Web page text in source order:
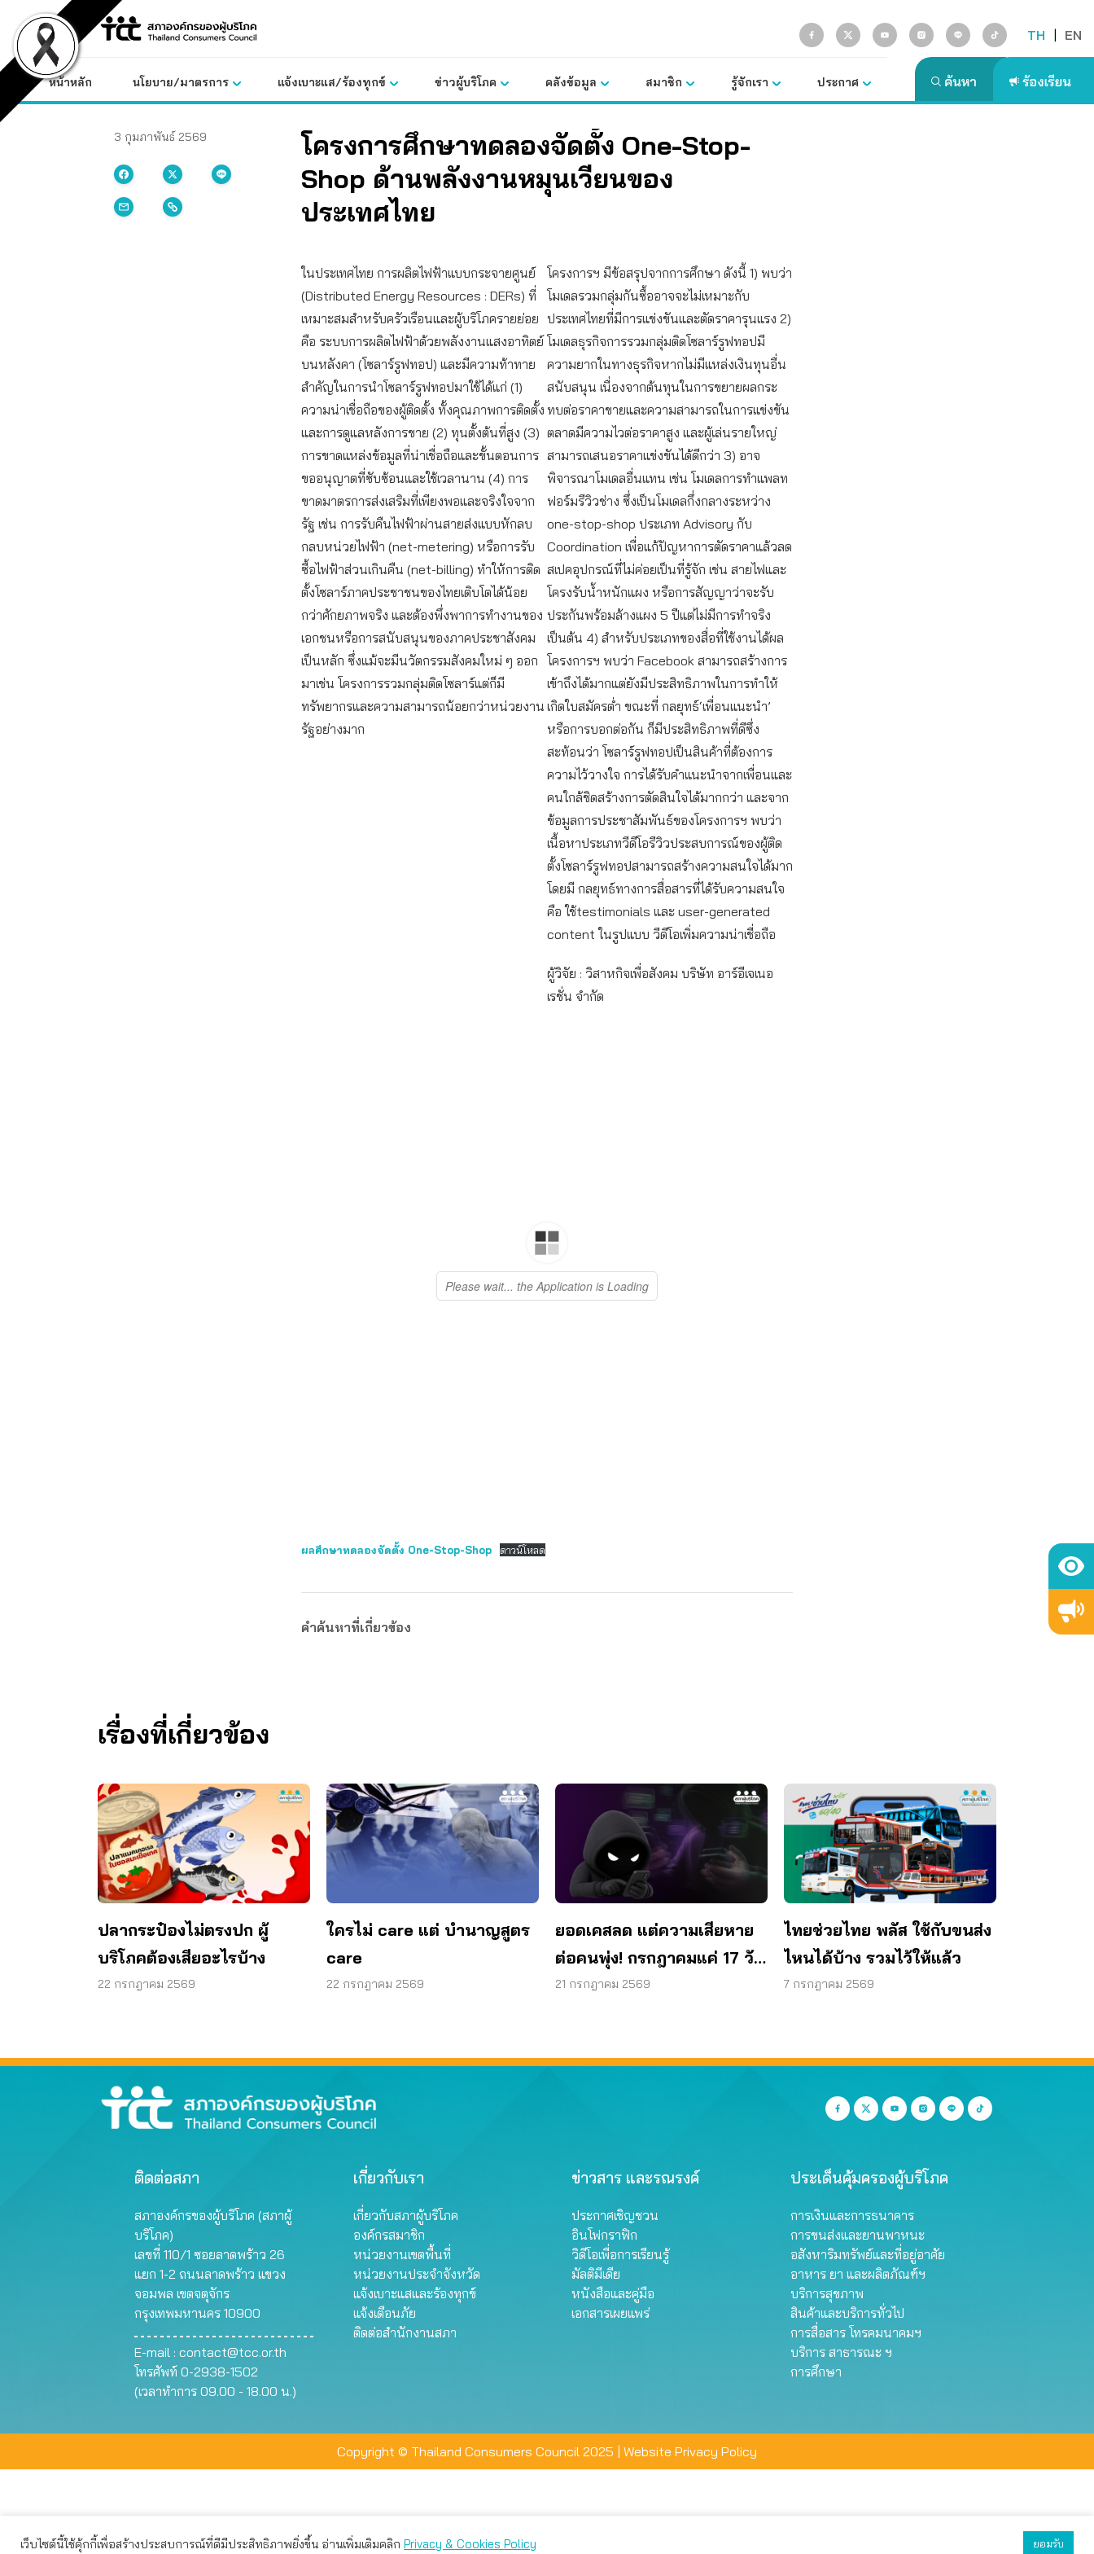
content
TH | EN
หน้าหลัก นโยบาย/มาตรการ แจ้งเบาะแส/ร้องทุกข์ ข่าวผู้บริโภค คลังข้อมูล สมาชิก รู้จักเรา ประกาศ
3 กุมภาพันธ์ 2569
โครงการศึกษาทดลองจัดตั้ง One-Stop-
Shop ด้านพลังงานหมุนเวียนของ
ประเทศไทย
ในประเทศไทย การผลิตไฟฟ้าแบบกระจายศูนย์
(Distributed Energy Resources : DERs) ที่
เหมาะสมสำหรับครัวเรือนและผู้บริโภครายย่อย
คือ ระบบการผลิตไฟฟ้าด้วยพลังงานแสงอาทิตย์
บนหลังคา (โซลาร์รูฟทอป) และมีความท้าทาย
สำคัญในการนำโซลาร์รูฟทอปมาใช้ได้แก่ (1)
ความน่าเชื่อถือของผู้ติดตั้ง ทั้งคุณภาพการติดตั้ง
และการดูแลหลังการขาย (2) ทุนตั้งต้นที่สูง (3)
การขาดแหล่งข้อมูลที่น่าเชื่อถือและขั้นตอนการ
ขออนุญาตที่ซับซ้อนและใช้เวลานาน (4) การ
ขาดมาตรการส่งเสริมที่เพียงพอและจริงใจจาก
รัฐ เช่น การรับคืนไฟฟ้าผ่านสายส่งแบบหักลบ
กลบหน่วยไฟฟ้า (net-metering) หรือการรับ
ซื้อไฟฟ้าส่วนเกินคืน (net-billing) ทำให้การติด
ตั้งโซลาร์ภาคประชาชนของไทยเติบโตได้น้อย
กว่าศักยภาพจริง และต้องพึ่งพาการทำงานของ
เอกชนหรือการสนับสนุนของภาคประชาสังคม
เป็นหลัก ซึ่งแม้จะมีนวัตกรรมสังคมใหม่ ๆ ออก
มาเช่น โครงการรวมกลุ่มติดโซลาร์แต่ก็มี
ทรัพยากรและความสามารถน้อยกว่าหน่วยงาน
รัฐอย่างมาก
โครงการฯ มีข้อสรุปจากการศึกษา ดังนี้ 1) พบว่า
โมเดลรวมกลุ่มกันซื้ออาจจะไม่เหมาะกับ
ประเทศไทยที่มีการแข่งขันและตัดราคารุนแรง 2)
โมเดลธุรกิจการรวมกลุ่มติดโซลาร์รูฟทอปมี
ความยากในทางธุรกิจหากไม่มีแหล่งเงินทุนอื่น
สนับสนุน เนื่องจากต้นทุนในการขยายผลกระ
ทบต่อราคาขายและความสามารถในการแข่งขัน
ตลาดมีความไวต่อราคาสูง และผู้เล่นรายใหญ่
สามารถเสนอราคาแข่งขันได้ดีกว่า 3) อาจ
พิจารณาโมเดลอื่นแทน เช่น โมเดลการทำแพลท
ฟอร์มรีวิวช่าง ซึ่งเป็นโมเดลกึ่งกลางระหว่าง
one-stop-shop ประเภท Advisory กับ
Coordination เพื่อแก้ปัญหาการตัดราคาแล้วลด
สเปคอุปกรณ์ที่ไม่ค่อยเป็นที่รู้จัก เช่น สายไฟและ
โครงรับน้ำหนักแผง หรือการสัญญาว่าจะรับ
ประกันพร้อมล้างแผง 5 ปีแต่ไม่มีการทำจริง
เป็นต้น 4) สำหรับประเภทของสื่อที่ใช้งานได้ผล
โครงการฯ พบว่า Facebook สามารถสร้างการ
เข้าถึงได้มากแต่ยังมีประสิทธิภาพในการทำให้
เกิดใบสมัครต่ำ ขณะที่ กลยุทธ์‘เพื่อนแนะนำ’
หรือการบอกต่อกัน ก็มีประสิทธิภาพที่ดีซึ่ง
สะท้อนว่า โซลาร์รูฟทอปเป็นสินค้าที่ต้องการ
ความไว้วางใจ การได้รับคำแนะนำจากเพื่อนและ
คนใกล้ชิดสร้างการตัดสินใจได้มากกว่า และจาก
ข้อมูลการประชาสัมพันธ์ของโครงการฯ พบว่า
เนื้อหาประเภทวีดีโอรีวิวประสบการณ์ของผู้ติด
ตั้งโซลาร์รูฟทอปสามารถสร้างความสนใจได้มาก
โดยมี กลยุทธ์ทางการสื่อสารที่ได้รับความสนใจ
คือ ใช้testimonials และ user-generated
content ในรูปแบบ วีดีโอเพิ่มความน่าเชื่อถือ
ผู้วิจัย : วิสาหกิจเพื่อสังคม บริษัท อาร์อีเจเนอ
เรชั่น จำกัด
ผลศึกษาทดลองจัดตั้ง One-Stop-Shop ดาวน์โหลด
คำค้นหาที่เกี่ยวข้อง
เรื่องที่เกี่ยวข้อง
ปลากระป๋องไม่ตรงปก ผู้
บริโภคต้องเสียอะไรบ้าง
22 กรกฎาคม 2569
ใครไม่ care แต่ บำนาญสูตร
care
22 กรกฎาคม 2569
ยอดเคสลด แต่ความเสียหาย
ต่อคนพุ่ง! กรกฎาคมแค่ 17 วัน
สูญแล้วกว่า 521 ล้านบาท
21 กรกฎาคม 2569
ไทยช่วยไทย พลัส ใช้กับขนส่ง
ไหนได้บ้าง รวมไว้ให้แล้ว
7 กรกฎาคม 2569
ติดต่อสภา
สภาองค์กรของผู้บริโภค (สภาผู้
บริโภค)
เลขที่ 110/1 ซอยลาดพร้าว 26
แยก 1-2 ถนนลาดพร้าว แขวง
จอมพล เขตจตุจักร
กรุงเทพมหานคร 10900
E-mail : contact@tcc.or.th
โทรศัพท์ 0-2938-1502
(เวลาทำการ 09.00 - 18.00 น.)
เกี่ยวกับเรา
เกี่ยวกับสภาผู้บริโภค
องค์กรสมาชิก
หน่วยงานเขตพื้นที่
หน่วยงานประจำจังหวัด
แจ้งเบาะแสและร้องทุกข์
แจ้งเตือนภัย
ติดต่อสำนักงานสภา
ข่าวสาร และรณรงค์
ประกาศเชิญชวน
อินโฟกราฟิก
วิดีโอเพื่อการเรียนรู้
มัลติมีเดีย
หนังสือและคู่มือ
เอกสารเผยแพร่
ประเด็นคุ้มครองผู้บริโภค
การเงินและการธนาคาร
การขนส่งและยานพาหนะ
อสังหาริมทรัพย์และที่อยู่อาศัย
อาหาร ยา และผลิตภัณฑ์ฯ
บริการสุขภาพ
สินค้าและบริการทั่วไป
การสื่อสาร โทรคมนาคมฯ
บริการ สาธารณะ ฯ
การศึกษา
Copyright © Thailand Consumers Council 2025 | Website Privacy Policy
เว็บไซต์นี้ใช้คุ้กกี้เพื่อสร้างประสบการณ์ที่ดีมีประสิทธิภาพยิ่งขึ้น อ่านเพิ่มเติมคลิก Privacy & Cookies Policy ยอมรับ
เว็บไซต์นี้ใช้คุกกี้เพื่อมอบประสบการณ์การใช้งานที่ดีให้แก่ท่าน คุณสามารถเลือกตั้งค่าความเป็นส่วนตัวได้